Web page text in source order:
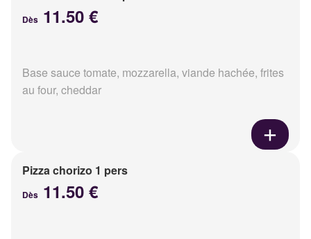
Dès 11.50 €
Base sauce tomate, mozzarella, viande hachée, frites
au four, cheddar
Pizza chorizo 1 pers
Dès 11.50 €